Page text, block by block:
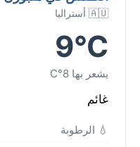
🇦🇺 أستراليا
9°C
يشعر بها 8°C
غائم
💧 الرطوبة